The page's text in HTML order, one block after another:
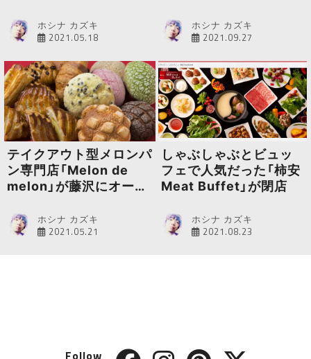
ホシナ カズキ
2021.05.18
ホシナ カズキ
2021.09.27
テイクアウト型メロンパ
ン専門店「Melon de
melon」が藤沢にオープ
ホシナ カズキ
2021.05.21
しゃぶしゃぶとビュッ
フェで人気だった「柿安
Meat Buffet」が閉店
ホシナ カズキ
2021.08.23
Follow